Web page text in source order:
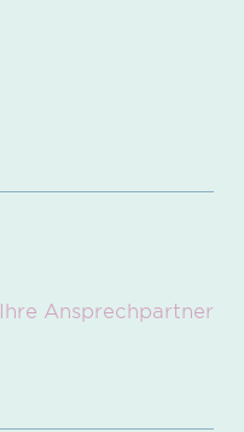
Ihre Ansprech­partner